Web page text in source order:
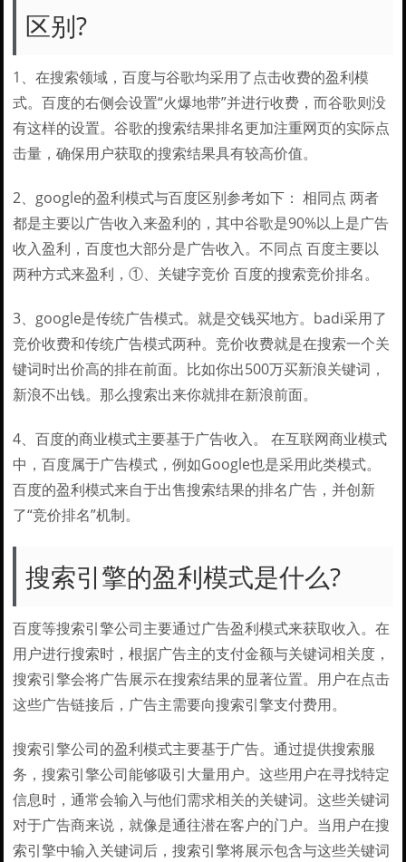
区别?
1、在搜索领域，百度与谷歌均采用了点击收费的盈利模
式。百度的右侧会设置“火爆地带”并进行收费，而谷歌则没
有这样的设置。谷歌的搜索结果排名更加注重网页的实际点
击量，确保用户获取的搜索结果具有较高价值。
2、google的盈利模式与百度区别参考如下： 相同点 两者
都是主要以广告收入来盈利的，其中谷歌是90%以上是广告
收入盈利，百度也大部分是广告收入。不同点 百度主要以
两种方式来盈利，①、关键字竞价 百度的搜索竞价排名。
3、google是传统广告模式。就是交钱买地方。badi采用了
竞价收费和传统广告模式两种。竞价收费就是在搜索一个关
键词时出价高的排在前面。比如你出500万买新浪关键词，
新浪不出钱。那么搜索出来你就排在新浪前面。
4、百度的商业模式主要基于广告收入。 在互联网商业模式
中，百度属于广告模式，例如Google也是采用此类模式。
百度的盈利模式来自于出售搜索结果的排名广告，并创新
了“竞价排名”机制。
搜索引擎的盈利模式是什么?
百度等搜索引擎公司主要通过广告盈利模式来获取收入。在
用户进行搜索时，根据广告主的支付金额与关键词相关度，
搜索引擎会将广告展示在搜索结果的显著位置。用户在点击
这些广告链接后，广告主需要向搜索引擎支付费用。
搜索引擎公司的盈利模式主要基于广告。通过提供搜索服
务，搜索引擎公司能够吸引大量用户。这些用户在寻找特定
信息时，通常会输入与他们需求相关的关键词。这些关键词
对于广告商来说，就像是通往潜在客户的门户。当用户在搜
索引擎中输入关键词后，搜索引擎将展示包含与这些关键词